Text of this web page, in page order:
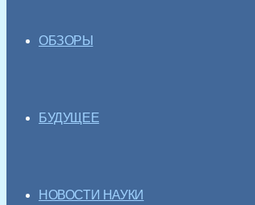
ОБЗОРЫ
БУДУЩЕЕ
НОВОСТИ НАУКИ